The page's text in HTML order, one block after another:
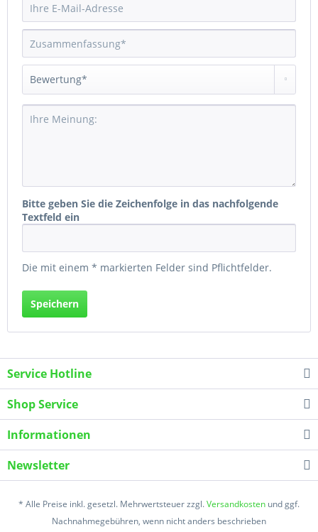
Bitte geben Sie die Zeichenfolge in das nachfolgende
Textfeld ein
Die mit einem * markierten Felder sind Pflichtfelder.
Service Hotline
Shop Service
Informationen
Newsletter
* Alle Preise inkl. gesetzl. Mehrwertsteuer zzgl.Versandkosten und ggf.
Nachnahmegebühren, wenn nicht anders beschrieben